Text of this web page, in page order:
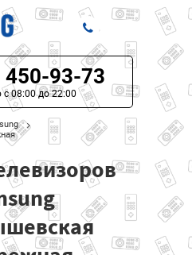
450-93-73
с 08:00 до 22:00